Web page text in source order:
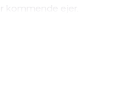
ejer.
indbydende med